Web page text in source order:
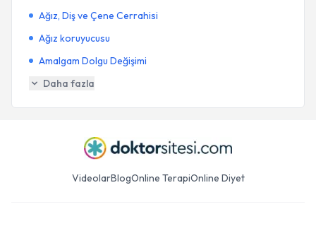
Ağız, Diş ve Çene Cerrahisi
Ağız koruyucusu
Amalgam Dolgu Değişimi
Daha fazla
VideolarBlogOnline TerapiOnline Diyet